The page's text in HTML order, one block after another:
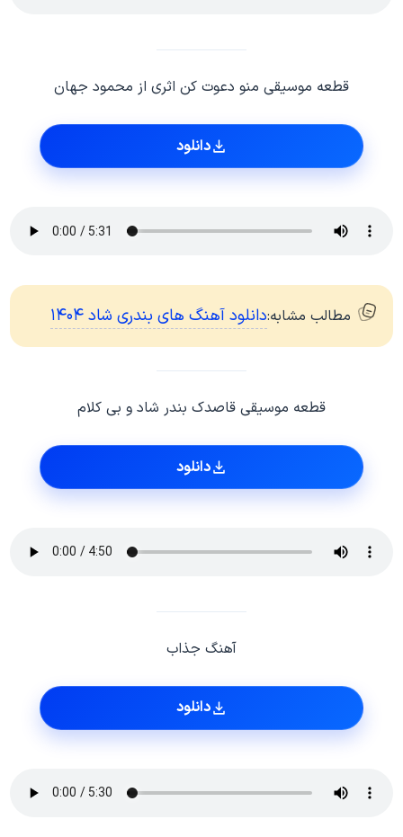
قطعه موسیقی منو دعوت کن اثری از محمود جهان
دانلود
مطالب مشابه:دانلود آهنگ های بندری شاد ۱۴۰۴
قطعه موسیقی قاصدک بندر شاد و بی کلام
دانلود
آهنگ جذاب
دانلود